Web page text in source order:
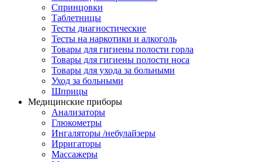
Спринцовки
Таблетницы
Тесты диагностические
Тесты на наркотики и алкоголь
Товары для гигиены полости горла
Товары для гигиены полости носа
Товары для ухода за больными
Уход за больными
Шприцы
Медицинские приборы
Анализаторы
Глюкометры
Ингаляторы /небулайзеры
Ирригаторы
Массажеры